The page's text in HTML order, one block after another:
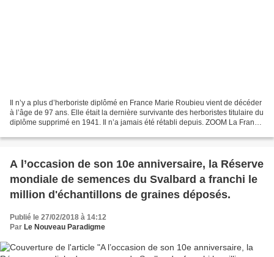
Il n’y a plus d’herboriste diplômé en France Marie Roubieu vient de décéder
à l’âge de 97 ans. Elle était la dernière survivante des herboristes titulaire du
diplôme supprimé en 1941. Il n’a jamais été rétabli depuis. ZOOM La France
A l’occasion de son 10e anniversaire, la Réserve
mondiale de semences du Svalbard a franchi le
million d'échantillons de graines déposés.
Publié le 27/02/2018 à 14:12
Par Le Nouveau Paradigme